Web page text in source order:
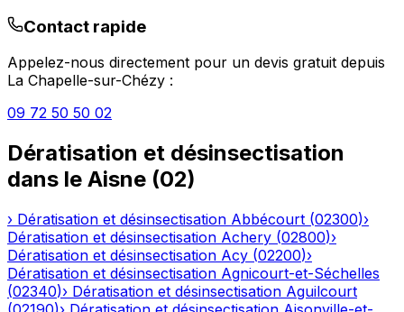
Contact rapide
Appelez-nous directement pour un devis gratuit depuis
La Chapelle-sur-Chézy :
09 72 50 50 02
Dératisation et désinsectisation
dans le Aisne (02)
› Dératisation et désinsectisation Abbécourt (02300)›
Dératisation et désinsectisation Achery (02800)›
Dératisation et désinsectisation Acy (02200)›
Dératisation et désinsectisation Agnicourt-et-Séchelles
(02340)› Dératisation et désinsectisation Aguilcourt